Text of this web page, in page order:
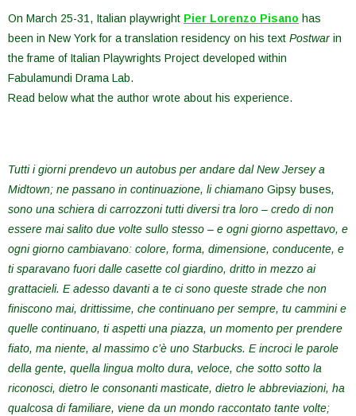
On March 25-31, Italian playwright Pier Lorenzo Pisano has
been in New York for a translation residency on his text Postwar in
the frame of Italian Playwrights Project developed within
Fabulamundi Drama Lab.
Read below what the author wrote about his experience.
Tutti i giorni prendevo un autobus per andare dal New Jersey a
Midtown; ne passano in continuazione, li chiamano Gipsy buses,
sono una schiera di carrozzoni tutti diversi tra loro – credo di non
essere mai salito due volte sullo stesso – e ogni giorno aspettavo, e
ogni giorno cambiavano: colore, forma, dimensione, conducente, e
ti sparavano fuori dalle casette col giardino, dritto in mezzo ai
grattacieli. E adesso davanti a te ci sono queste strade che non
finiscono mai, drittissime, che continuano per sempre, tu cammini e
quelle continuano, ti aspetti una piazza, un momento per prendere
fiato, ma niente, al massimo c’è uno Starbucks. E incroci le parole
della gente, quella lingua molto dura, veloce, che sotto sotto la
riconosci, dietro le consonanti masticate, dietro le abbreviazioni, ha
qualcosa di familiare, viene da un mondo raccontato tante volte;